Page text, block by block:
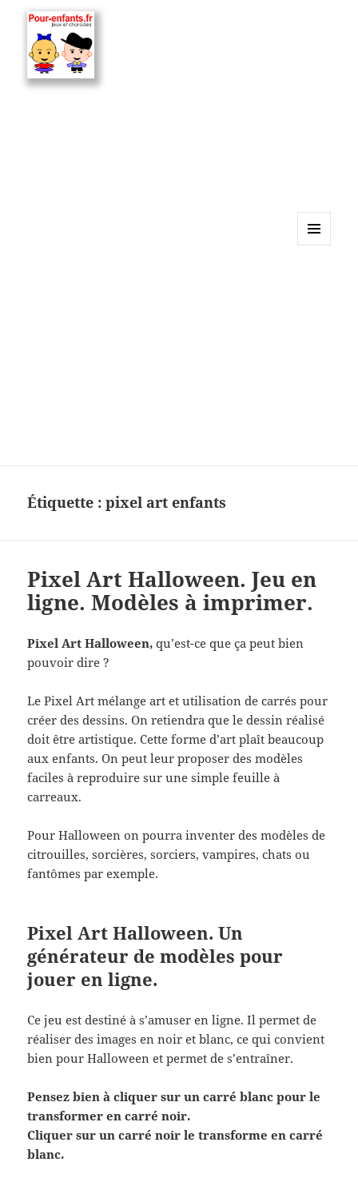
devinettes, pour enfants.
Étiquette :pixel art enfants
Pixel Art Halloween. Jeu en
ligne. Modèles à imprimer.
Pixel Art Halloween, qu’est-ce que ça peut bien
pouvoir dire ?
Le Pixel Art mélange art et utilisation de carrés pour
créer des dessins. On retiendra que le dessin réalisé
doit être artistique. Cette forme d’art plaît beaucoup
aux enfants. On peut leur proposer des modèles
faciles à reproduire sur une simple feuille à
carreaux.
Pour Halloween on pourra inventer des modèles de
citrouilles, sorcières, sorciers, vampires, chats ou
fantômes par exemple.
Pixel Art Halloween. Un
générateur de modèles pour
jouer en ligne.
Ce jeu est destiné à s’amuser en ligne. Il permet de
réaliser des images en noir et blanc, ce qui convient
bien pour Halloween et permet de s’entraîner.
Pensez bien à cliquer sur un carré blanc pour le
transformer en carré noir.
Cliquer sur un carré noir le transforme en carré
blanc.